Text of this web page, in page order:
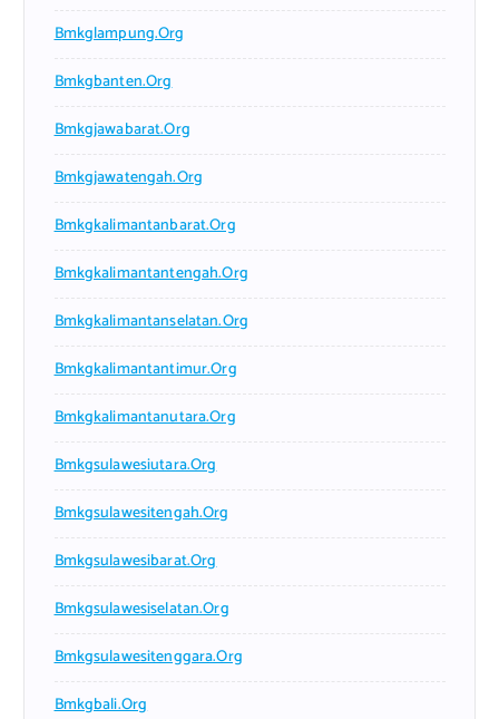
Bmkglampung.org
Bmkgbanten.org
Bmkgjawabarat.org
Bmkgjawatengah.org
Bmkgkalimantanbarat.org
Bmkgkalimantantengah.org
Bmkgkalimantanselatan.org
Bmkgkalimantantimur.org
Bmkgkalimantanutara.org
Bmkgsulawesiutara.org
Bmkgsulawesitengah.org
Bmkgsulawesibarat.org
Bmkgsulawesiselatan.org
Bmkgsulawesitenggara.org
Bmkgbali.org